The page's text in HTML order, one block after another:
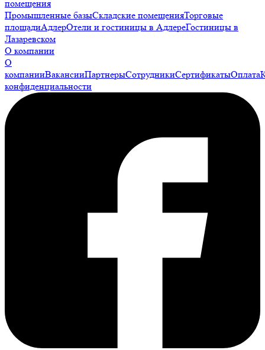
помещения
Промышленные базыСкладские помещенияТорговые
площадиАдлерОтели и гостиницы в АдлереГостиницы в
Лазаревском
О компании
О
компанииВакансииПартнерыСотрудникиСертификатыОплата
конфиденциальности